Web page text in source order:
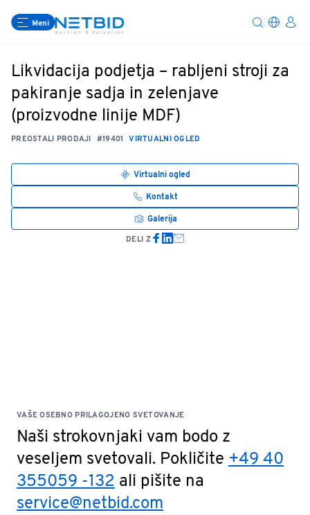
Meni
Likvidacija podjetja – rabljeni stroji za
pakiranje sadja in zelenjave
(proizvodne linije MDF)
PREOSTALI PRODAJI #19401 VIRTUALNI OGLED
Virtualni ogled
Kontakt
Galerija
DELI Z
VAŠE OSEBNO PRILAGOJENO SVETOVANJE
Naši strokovnjaki vam bodo z
veseljem svetovali. Pokličite +49 40
355059 -132 ali pišite na
service@netbid.com